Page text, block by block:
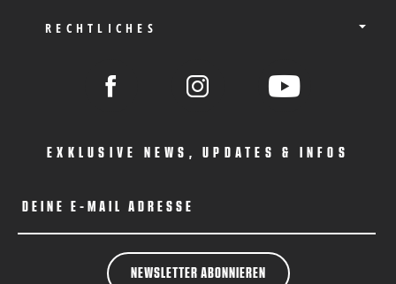
RECHTLICHES
EXKLUSIVE NEWS, UPDATES & INFOS
DEINE E-MAIL ADRESSE
NEWSLETTER ABONNIEREN